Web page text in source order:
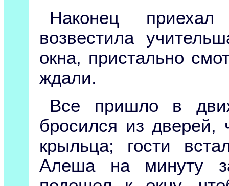
Наконец
возвестила
окна, пристально
ждали.
Все пришло в
бросился из дверей,
крыльца; гости
Алеша на минуту